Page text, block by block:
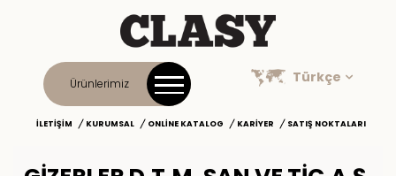
Ürünlerimiz Türkçe
İLETIŞIM KURUMSAL ONLINE KATALOG KARIYER SATIŞ NOKTALARI